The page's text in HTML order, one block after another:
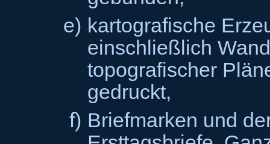
e) kartografische
einschließlich
topografischer
gedruckt,
f) Briefmarken und